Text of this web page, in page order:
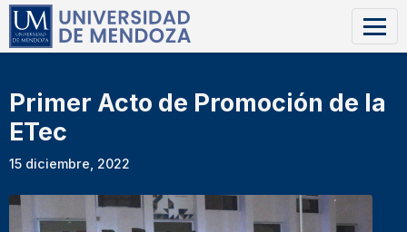
Primer Acto de Promoción de la
ETec
15 diciembre, 2022